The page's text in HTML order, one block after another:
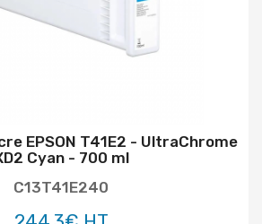
EPSON T41E2 - UltraChrome
Cyan - 700 ml
C13T41E240